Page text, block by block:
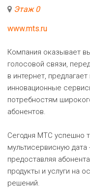
Этаж 0
www.mts.ru
Компания оказывает
голосовой связи,
в интернет,
инновационные
потребностям
абонентов.
Сегодня МТС успешно
мультисервисную
предоставляя
продукты и услуги на
решений.